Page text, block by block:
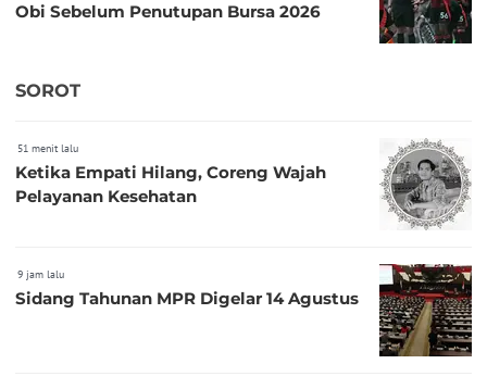
Obi Sebelum Penutupan Bursa 2026
SOROT
51 menit lalu
Ketika Empati Hilang, Coreng Wajah
Pelayanan Kesehatan
9 jam lalu
Sidang Tahunan MPR Digelar 14 Agustus